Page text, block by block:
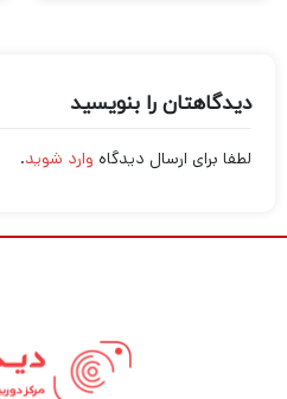
دیدگاهتان را بنویسید
لطفا برای ارسال دیدگاه وارد شوید.